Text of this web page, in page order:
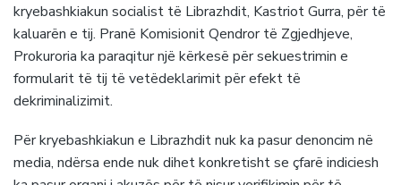
kryebashkiakun socialist të Librazhdit, Kastriot Gurra, për të
kaluarën e tij. Pranë Komisionit Qendror të Zgjedhjeve,
Prokuroria ka paraqitur një kërkesë për sekuestrimin e
formularit të tij të vetëdeklarimit për efekt të
dekriminalizimit.
Për kryebashkiakun e Librazhdit nuk ka pasur denoncim në
media, ndërsa ende nuk dihet konkretisht se çfarë indiciesh